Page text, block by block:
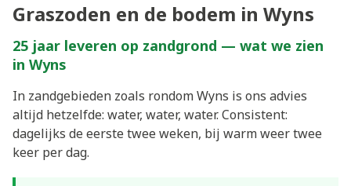
Graszoden en de bodem in Wyns
25 jaar leveren op zandgrond — wat we zien
in Wyns
In zandgebieden zoals rondom Wyns is ons advies
altijd hetzelfde: water, water, water. Consistent:
dagelijks de eerste twee weken, bij warm weer twee
keer per dag.